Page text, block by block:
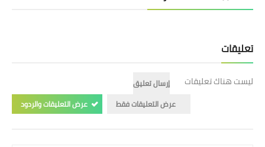
تعليقات
ليست هناك تعليقات
إرسال تعليق
عرض التعليقات فقط
عرض التعليقات والردود